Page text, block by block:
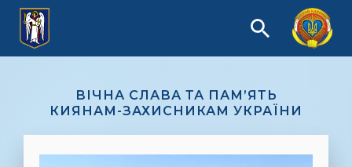
ВІЧНА СЛАВА ТА ПАМ’ЯТЬ
КИЯНАМ-ЗАХИСНИКАМ УКРАЇНИ